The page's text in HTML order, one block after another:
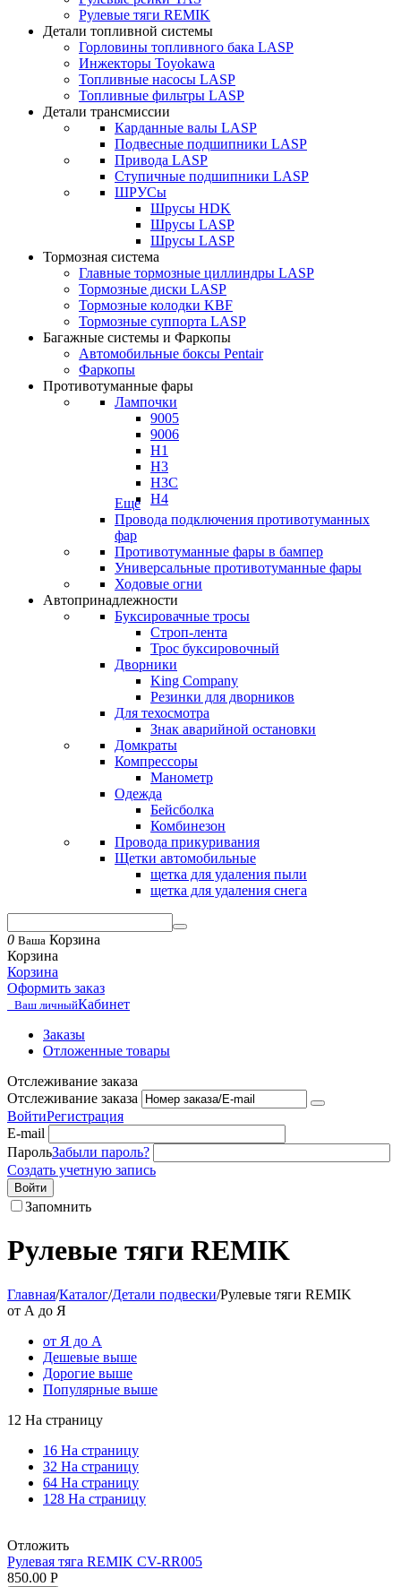
Рулевые тяги REMIK
Детали топливной системы
Горловины топливного бака LASP
Инжекторы Toyokawa
Топливные насосы LASP
Топливные фильтры LASP
Детали трансмиссии
Карданные валы LASP
Подвесные подшипники LASP
Привода LASP
Ступичные подшипники LASP
ШРУСы
Шрусы HDK
Шрусы LASP
Шрусы LASP
Тормозная система
Главные тормозные циллиндры LASP
Тормозные диски LASP
Тормозные колодки KBF
Тормозные суппорта LASP
Багажные системы и Фаркопы
Автомобильные боксы Pentair
Фаркопы
Противотуманные фары
Лампочки
9005
9006
H1
H3
H3C
H4
Еще
Провода подключения противотуманных
фар
Противотуманные фары в бампер
Универсальные противотуманные фары
Ходовые огни
Автопринадлежности
Буксировачные тросы
Строп-лента
Трос буксировочный
Дворники
King Company
Резинки для дворников
Для техосмотра
Знак аварийной остановки
Домкраты
Компрессоры
Манометр
Одежда
Бейсболка
Комбинезон
Провода прикуривания
Щетки автомобильные
щетка для удаления пыли
щетка для удаления снега
0 Ваша Корзина
Корзина
Корзина
Оформить заказ
Ваш личныйКабинет
Заказы
Отложенные товары
Отслеживание заказа
Отслеживание заказа
ВойтиРегистрация
E-mail
ПарольЗабыли пароль?
Создать учетную запись
Войти
Запомнить
Рулевые тяги REMIK
Главная/Каталог/Детали подвески/Рулевые тяги REMIK
от А до Я
от Я до А
Дешевые выше
Дорогие выше
Популярные выше
12 На страницу
16 На страницу
32 На страницу
64 На страницу
128 На страницу
Отложить
Рулевая тяга REMIK CV-RR005
850.00 Р